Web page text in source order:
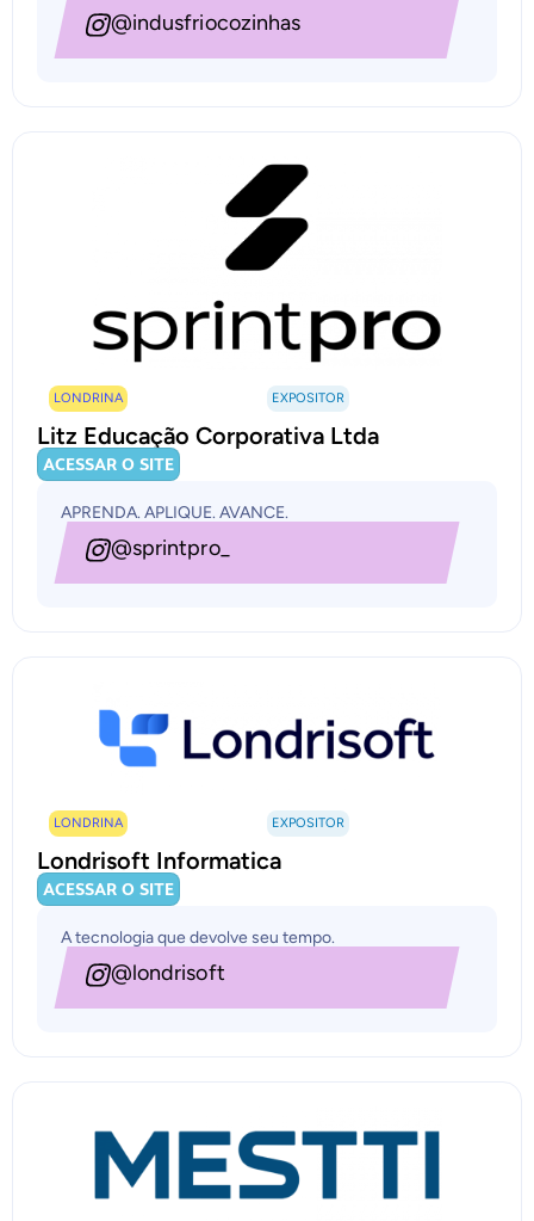
@indusfriocozinhas
LONDRINA EXPOSITOR
Litz Educação Corporativa Ltda
ACESSAR O SITE
APRENDA. APLIQUE. AVANCE.
@sprintpro_
LONDRINA EXPOSITOR
Londrisoft Informatica
ACESSAR O SITE
A tecnologia que devolve seu tempo.
@londrisoft